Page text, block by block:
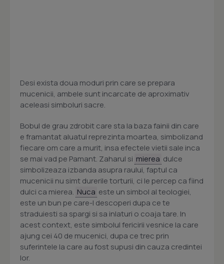
Desi exista doua moduri prin care se prepara
mucenicii, ambele sunt incarcate de aproximativ
aceleasi simboluri sacre.
Bobul de grau zdrobit care sta la baza fainii din care
e framantat aluatul reprezinta moartea, simbolizand
fiecare om care a murit, insa efectele vietii sale inca
se mai vad pe Pamant. Zaharul si mierea dulce
simbolizeaza izbanda asupra raului, faptul ca
mucenicii nu simt durerile torturii, ci le percep ca fiind
dulci ca mierea. Nuca este un simbol al teologiei,
este un bun pe care-l descoperi dupa ce te
straduiesti sa spargi si sa inlaturi o coaja tare. In
acest context, este simbolul fericirii vesnice la care
ajung cei 40 de mucenici, dupa ce trec prin
suferintele la care au fost supusi din cauza credintei
lor.